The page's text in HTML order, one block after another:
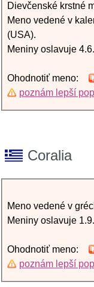
Dievčenské krstné
Meno vedené v
(USA).
Meniny oslavuje 4.6.
Ohodnotiť meno:
poznám lepší
Coralia
Meno vedené v
Meniny oslavuje 1.9.
Ohodnotiť meno:
poznám lepší